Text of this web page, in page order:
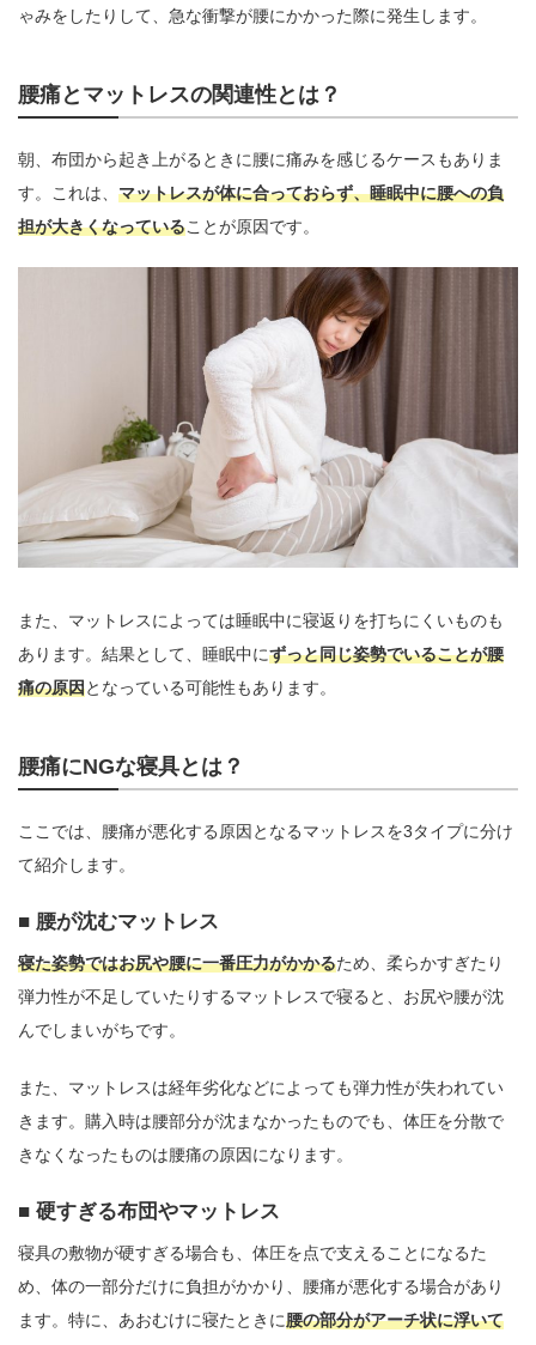
ゃみをしたりして、急な衝撃が腰にかかった際に発生します。
腰痛とマットレスの関連性とは？
朝、布団から起き上がるときに腰に痛みを感じるケースもありま
す。これは、 マットレスが体に合っておらず、睡眠中に腰への負
担が大きくなっていることが原因です。
また、マットレスによっては睡眠中に寝返りを打ちにくいものも
あります。結果として、睡眠中にずっと同じ姿勢でいることが腰
痛の原因となっている可能性もあります。
腰痛にNGな寝具とは？
ここでは、腰痛が悪化する原因となるマットレスを3タイプに分け
て紹介します。
腰が沈むマットレス
寝た姿勢ではお尻や腰に一番圧力がかかるため、柔らかすぎたり
弾力性が不足していたりするマットレスで寝ると、お尻や腰が沈
んでしまいがちです。
また、マットレスは経年劣化などによっても弾力性が失われてい
きます。購入時は腰部分が沈まなかったものでも、体圧を分散で
きなくなったものは腰痛の原因になります。
硬すぎる布団やマットレス
寝具の敷物が硬すぎる場合も、体圧を点で支えることになるた
め、体の一部分だけに負担がかかり、腰痛が悪化する場合があり
ます。特に、あおむけに寝たときに腰の部分がアーチ状に浮いて